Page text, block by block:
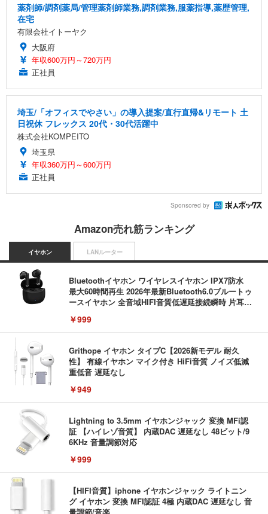
薬剤師/調剤薬局/管理薬剤師業務,調剤業務,服薬指導,薬歴管理,
在宅
有限会社イトーヤク
大阪府
年収600万円～720万円
正社員
埼玉/「オフィスでやさい」の導入提案/直行直帰&リモート 土
日祝休 フレックス 20代・30代活躍中
株式会社KOMPEITO
埼玉県
年収360万円～600万円
正社員
Sponsored by
Amazon売れ筋ランキング
イヤホン
Bluetoothイヤホン ワイヤレスイヤホン IPX7防水
最大60時間再生 2026年最新Bluetooth6.0ブルートゥ
ースイヤホン 全音域HIFI音質低遅延接続瞬時 片耳/
用iPhone/Android対応 (002 black)
￥999
Grithope イヤホン タイプC【2026新モデル 耐久
性】 有線イヤホン マイク付き HiFi音質 ノイズ低減
重低音 遅延なし
￥949
Lightning to 3.5mm イヤホンジャック 変換 MFi認
証 【ハイレゾ音質】 内蔵DAC 遅延なし 48ビット/9
6KHz 音量調節対応
￥999
【HIFI音質】iphone イヤホンジャック ライトニン
グ イヤホン 変換 MFI認証 4極 内蔵DAC 遅延なし 音
LANルーター